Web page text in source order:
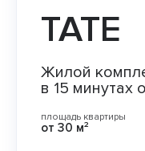
TATE
Жилой
в 15 минутах
площадь квартиры
от 30 м²